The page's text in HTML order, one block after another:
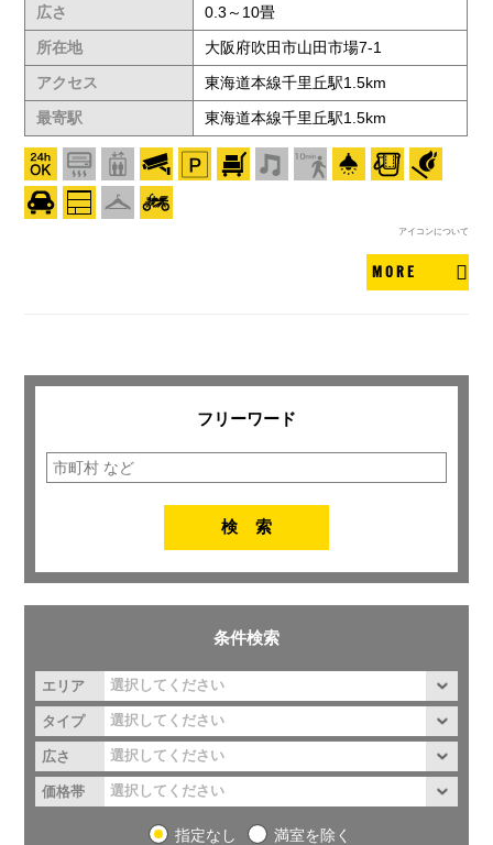
広さ
0.3～10畳
所在地
大阪府吹田市山田市場7-1
アクセス
東海道本線千里丘駅1.5km
最寄駅
東海道本線千里丘駅1.5km
アイコンについて
MORE
フリーワード
条件検索
エリア
タイプ
広さ
価格帯
指定なし 満室を除く